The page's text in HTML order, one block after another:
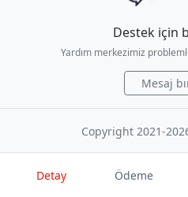
Detay Ödeme
Destek için
Yardım merkezimiz
Mesaj
Copyright 2021-